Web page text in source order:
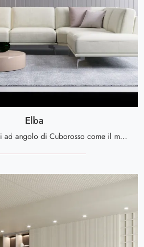
Elba
Con salotti e divani ad angolo di Cuborosso come il modello Elba in pelle, potrai completare il tuo concept d'arredo.